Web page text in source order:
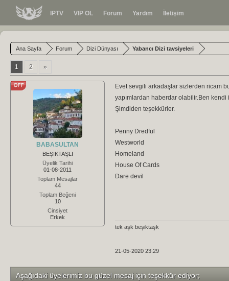
IPTV VIP OL Forum Yardım İletişim
Ana Sayfa Forum Dizi Dünyası Yabancı Dizi tavsiyeleri
1 2 »
BABASULTAN
BEŞİKTAŞLI
Üyelik Tarihi
01-08-2011
Toplam Mesajlar
44
Toplam Beğeni
10
Cinsiyet
Erkek
Evet sevgili arkadaşlar sizlerden ricam
yapımlardan haberdar olabilir.Ben kendi
Şimdiden teşekkürler.
Penny Dredful
Westworld
Homeland
House Of Cards
Dare devil
tek aşk beşiktaşk
21-05-2020 23:29
Aşağıdaki üyelerimiz bu güzel mesaj için teşekkür ediyor;